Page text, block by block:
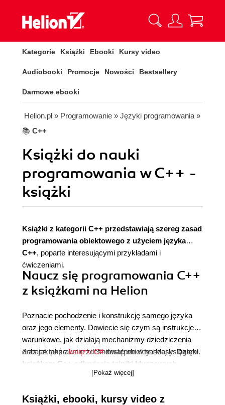
Kategorie Książki Ebooki Kursy video
Audiobooki Promocje Nowości Bestsellery
Darmowe ebooki
Helion.pl » Programowanie » Języki programowania »
📚 C++
Książki do nauki
programowania w C++ -
książki
Książki z kategorii C++ przedstawiają szereg zasad
programowania obiektowego z użyciem języka
C++, poparte interesującymi przykładami i
ćwiczeniami.
Naucz się programowania C++
z książkami na Helion
Poznacie pochodzenie i konstrukcję samego języka
oraz jego elementy. Dowiecie się czym są instrukcje
warunkowe, jak działają mechanizmy dziedziczenia
oraz jak poprawnie zdefiniować obiekty i klasy.Dzięki
książkom C++ odkryjecie tajniki kluczowych
składników standardu ANSI/ISO
jak kontenery, iteratory, wektory czy poliformizm staną
Zobacz takżeksiążki C#dostępne w naszej księgarni.
[Pokaż więcej]
Książki, ebooki, kursy video z